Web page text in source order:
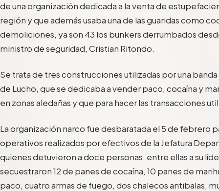
de una organización dedicada a la venta de
región y que además usaba una de las guaridas como
demoliciones, ya son 43 los bunkers derrumbados
ministro de seguridad, Cristian Ritondo.
Se trata de tres construcciones utilizadas por una
de Lucho, que se dedicaba a vender paco, cocaína y
en zonas aledañas y que para hacer las transacciones
La organización narco fue desbaratada el 5 de febrero
operativos realizados por efectivos de la Jefatura
quienes detuvieron a doce personas, entre ellas a su
secuestraron 12 de panes de cocaína, 10 panes de
paco, cuatro armas de fuego, dos chalecos antibalas,